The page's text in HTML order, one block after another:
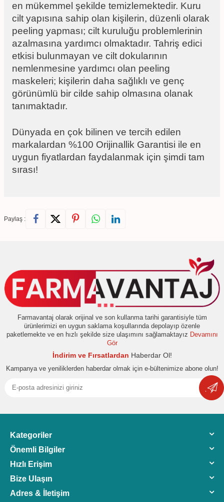
en mükemmel şekilde temizlemektedir. Kuru
cilt yapısına sahip olan kişilerin, düzenli olarak
peeling yapması; cilt kuruluğu problemlerinin
azalmasına yardımcı olmaktadır. Tahriş edici
etkisi bulunmayan ve cilt dokularının
nemlenmesine yardımcı olan peeling
maskeleri; kişilerin daha sağlıklı ve genç
görünümlü bir cilde sahip olmasına olanak
tanımaktadır.
Dünyada en çok bilinen ve tercih edilen
markalardan %100 Orijinallik Garantisi ile en
uygun fiyatlardan faydalanmak için şimdi tam
sırası!
Paylaş :
Farmavantaj olarak orijinal ve son kullanma tarihi garantisiyle tüm
ürünlerimizi en uygun saklama koşullarında depolayıp özenle
paketlemekte ve en hızlı şekilde size ulaşımını sağlamaktayız Devamını
Gör
İndirim ve Fırsatlardan Haberdar Ol!
Kampanya ve yeniliklerden haberdar olmak için e-bültenimize abone olun!
Kategoriler
Önemli Bilgiler
Hızlı Erişim
Bize Ulaşın
Adres & İletişim